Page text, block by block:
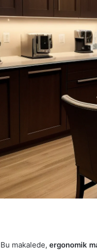
Bu makalede, ergonomik